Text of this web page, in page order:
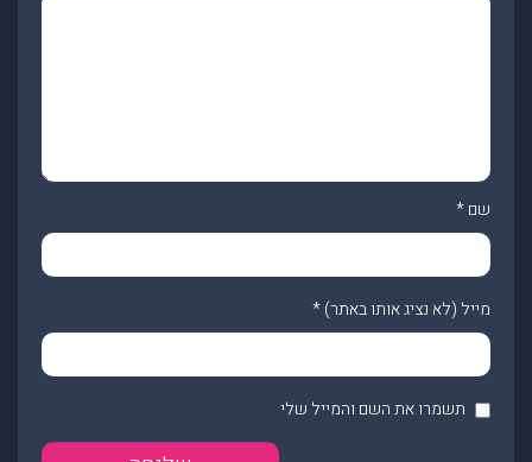
שם*
מייל (לא נציג אותו באתר)*
תשמרו את השם והמייל שלי